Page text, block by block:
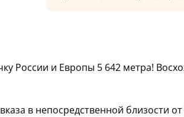
России и Европы 5 642 метра!
в непосредственной близости